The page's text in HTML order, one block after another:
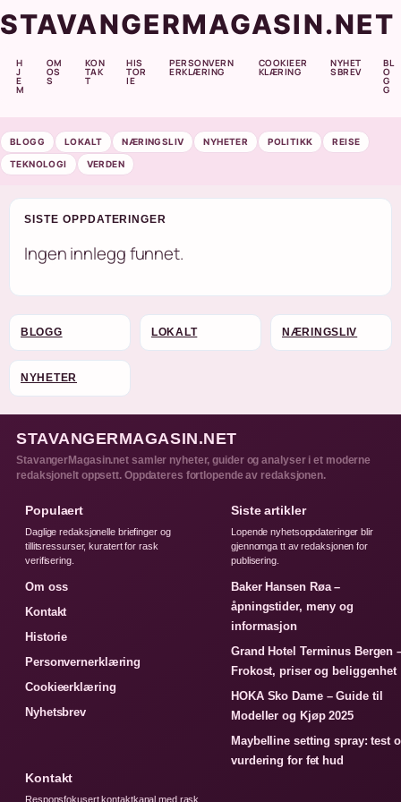
STAVANGERMAGASIN.NET
H
J
E
M
OM
OS
S
KON
TAK
T
HIS
TOR
IE
PERSONVERN
ERKLÆRING
COOKIEER
KLÆRING
NYHET
SBREV
BL
O
G
G
BLOGG LOKALT NÆRINGSLIV NYHETER POLITIKK REISE
TEKNOLOGI VERDEN
SISTE OPPDATERINGER
Ingen innlegg funnet.
BLOGG LOKALT NÆRINGSLIV
NYHETER
STAVANGERMAGASIN.NET
StavangerMagasin.net samler nyheter, guider og analyser i et moderne
redaksjonelt oppsett. Oppdateres fortlopende av redaksjonen.
Populaert
Daglige redaksjonelle briefinger og
tillitsressurser, kuratert for rask
verifisering.
Om oss
Kontakt
Historie
Personvernerklæring
Cookieerklæring
Nyhetsbrev
Siste artikler
Lopende nyhetsoppdateringer blir
gjennomga tt av redaksjonen for
publisering.
Baker Hansen Røa –
åpningstider, meny og
informasjon
Grand Hotel Terminus Bergen
Frokost, priser og beliggenhet
HOKA Sko Dame – Guide til
Modeller og Kjøp 2025
Maybelline setting spray: test
vurdering for fet hud
Kontakt
Responsfokusert kontaktkanal med rask